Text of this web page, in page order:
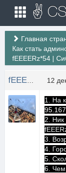
Главная
Как стать
fEEEERz*54 |
12
1. На
2. Ник
3.
4.
5.
6.